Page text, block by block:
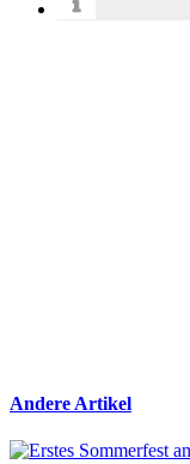
Andere Artikel